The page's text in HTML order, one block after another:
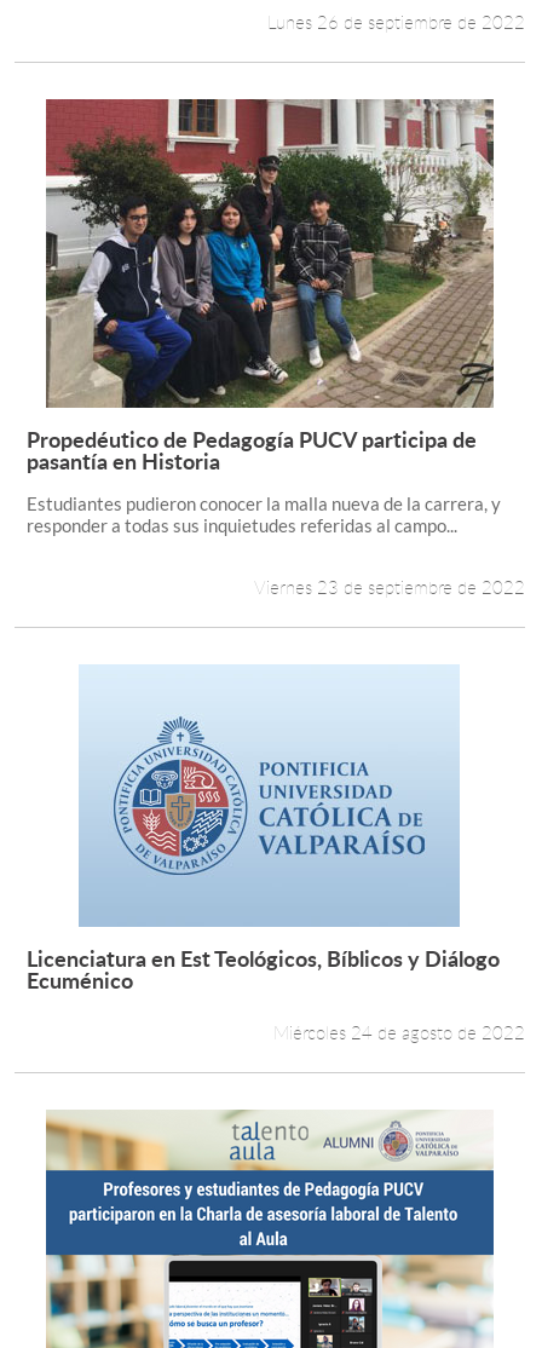
Lunes 26 de septiembre de 2022
Leer más +
Propedéutico de Pedagogía PUCV participa de
pasantía en Historia
Estudiantes pudieron conocer la malla nueva de la carrera, y
responder a todas sus inquietudes referidas al campo...
Viernes 23 de septiembre de 2022
Leer más +
Licenciatura en Est Teológicos, Bíblicos y Diálogo
Ecuménico
Miércoles 24 de agosto de 2022